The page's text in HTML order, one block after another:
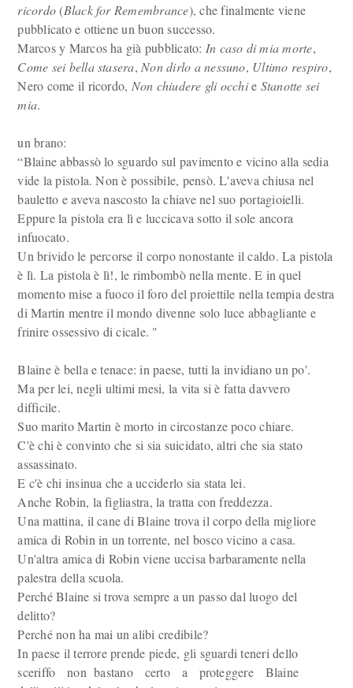
ricordo(Black for Remembrance), che finalmente viene
pubblicato e ottiene un buon successo.
Marcos y Marcos ha già pubblicato: In caso di mia morte,
Come sei bella stasera, Non dirlo a nessuno, Ultimo respiro,
Nero come il ricordo, Non chiudere gli occhie Stanotte sei
mia.
un brano:
“Blaine abbassò lo sguardo sul pavimento e vicino alla sedia
vide la pistola. Non è possibile, pensò. L'aveva chiusa nel
bauletto e aveva nascosto la chiave nel suo portagioielli.
Eppure la pistola era lì e luccicava sotto il sole ancora
infuocato.
Un brivido le percorse il corpo nonostante il caldo. La pistola
è lì. La pistola è lì!, le rimbombò nella mente. E in quel
momento mise a fuoco il foro del proiettile nella tempia destra
di Martin mentre il mondo divenne solo luce abbagliante e
frinire ossessivo di cicale. "
Blaine è bella e tenace: in paese, tutti la invidiano un po'.
Ma per lei, negli ultimi mesi, la vita si è fatta davvero
difficile.
Suo marito Martin è morto in circostanze poco chiare.
C'è chi è convinto che si sia suicidato, altri che sia stato
assassinato.
E c'è chi insinua che a ucciderlo sia stata lei.
Anche Robin, la figliastra, la tratta con freddezza.
Una mattina, il cane di Blaine trova il corpo della migliore
amica di Robin in un torrente, nel bosco vicino a casa.
Un'altra amica di Robin viene uccisa barbaramente nella
palestra della scuola.
Perché Blaine si trova sempre a un passo dal luogo del
delitto?
Perché non ha mai un alibi credibile?
In paese il terrore prende piede, gli sguardi teneri dello
sceriffo non bastano certo a proteggere Blaine